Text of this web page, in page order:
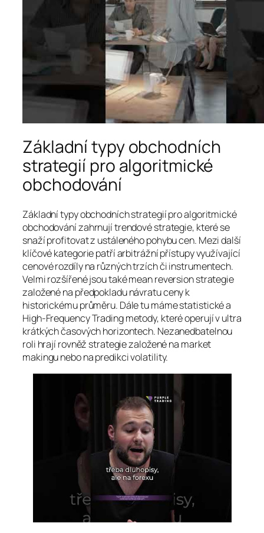
Základní typy obchodních
strategií pro algoritmické
obchodování
Základní typy obchodních strategií pro algoritmické
obchodování zahrnují trendové strategie, které se
snaží profitovat z ustáleného pohybu cen. Mezi další
klíčové kategorie patří arbitrážní přístupy využívající
cenové rozdíly na různých trzích či instrumentech.
Velmi rozšířené jsou také mean reversion strategie
založené na předpokladu návratu ceny k
historickému průměru. Dále tu máme statistické a
High-Frequency Trading metody, které operují v ultra
krátkých časových horizontech. Nezanedbatelnou
roli hrají rovněž strategie založené na market
makingu nebo na predikci volatility.